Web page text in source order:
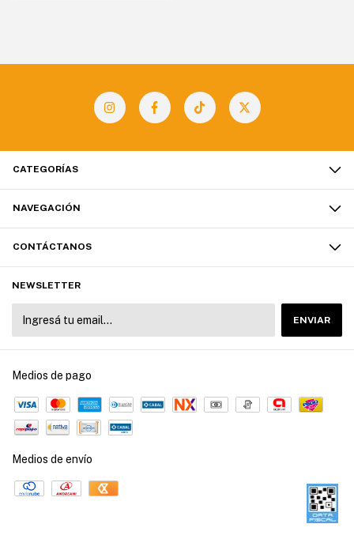
CATEGORÍAS
NAVEGACIÓN
CONTÁCTANOS
NEWSLETTER
Medios de pago
Medios de envío